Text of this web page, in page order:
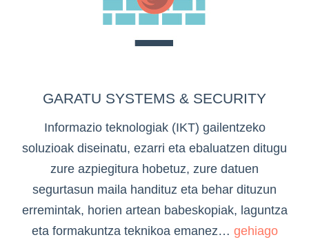
GARATU SYSTEMS & SECURITY
Informazio teknologiak (IKT) gailentzeko
soluzioak diseinatu, ezarri eta ebaluatzen ditugu
zure azpiegitura hobetuz, zure datuen
segurtasun maila handituz eta behar dituzun
erremintak, horien artean babeskopiak, laguntza
eta formakuntza teknikoa emanez… gehiago